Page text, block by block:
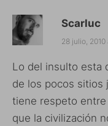
Scarluc
28 julio,
Lo del insulto esta
de los pocos sitios
tiene respeto
que la civilización